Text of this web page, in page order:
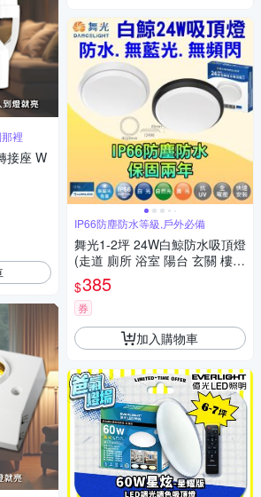
裡
接座 W
IP66防塵防水等級,戶外必備
舞光1-2坪 24W白鯨防水吸頂燈
(走道 廁所 浴室 陽台 玄關 樓梯
間)
$385
券
加入購物車